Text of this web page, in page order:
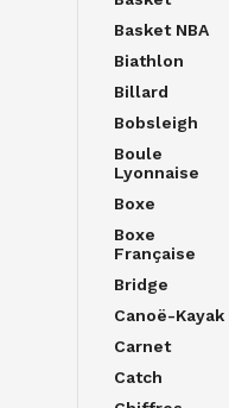
Basket NBA
Biathlon
Billard
Bobsleigh
Boule
Lyonnaise
Boxe
Boxe
Française
Bridge
Canoë-Kayak
Carnet
Catch